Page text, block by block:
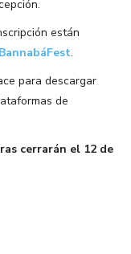
están
BannabáFest.
para descargar
de
cerrarán el 12 de